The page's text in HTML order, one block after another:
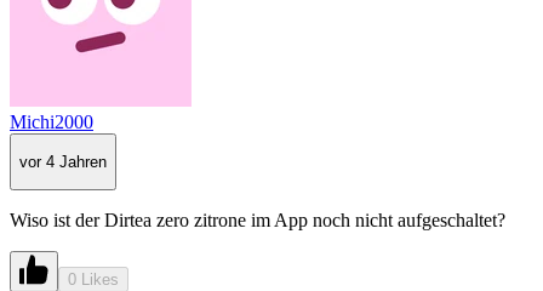
Michi2000
vor 4 Jahren
Wiso ist der Dirtea zero zitrone im App noch nicht aufgeschaltet?
0 Likes